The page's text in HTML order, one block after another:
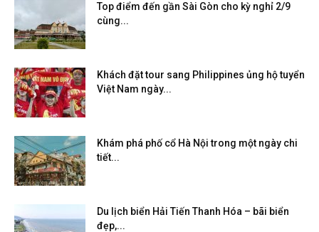
Top điểm đến gần Sài Gòn cho kỳ nghỉ 2/9
cùng...
Khách đặt tour sang Philippines ủng hộ tuyển
Việt Nam ngày...
Khám phá phố cổ Hà Nội trong một ngày chi
tiết...
Du lịch biển Hải Tiến Thanh Hóa – bãi biển
đẹp,...